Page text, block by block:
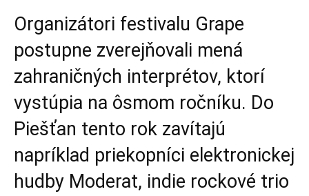
Organizátori festivalu Grape
postupne zverejňovali mená
zahraničných interprétov, ktorí
vystúpia na ôsmom ročníku. Do
Piešťan tento rok zavítajú
napríklad priekopníci elektronickej
hudby Moderat, indie rockové trio